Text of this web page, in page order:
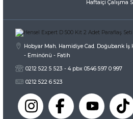
Haftaiçi Çalışma
Hobyar Mah. Hamidiye Cad. Doğubank İş
- Eminönü - Fatih
0212 522 5 523 - 4 pbx 0546 597 0 997
0212 522 6 523